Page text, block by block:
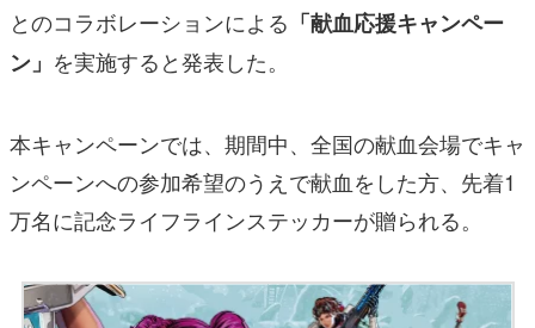
とのコラボレーションによる 「献血応援キャンペー
ン」 を実施すると発表した。
本キャンペーンでは、期間中、全国の献血会場でキャ
ンペーンへの参加希望のうえで献血をした方、先着1
万名に記念ライフラインステッカーが贈られる。